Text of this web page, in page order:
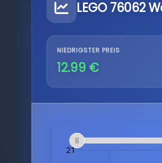
LEGO 76062
NIEDRIGSTER PREIS
12.99 €